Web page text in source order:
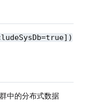
)
中的分布式数据